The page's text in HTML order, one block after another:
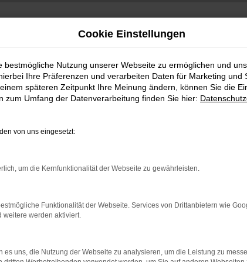
bestimmter Seiten verhindern. Funktioniert die
beheben.
auf dem neuesten Stand sind.
Cookie Einstellungen
bestmögliche Nutzung unserer Webseite zu ermöglichen und
Ihre Präferenzen und verarbeiten Daten für Marketing und
späteren Zeitpunkt Ihre Meinung ändern, können Sie die
zum Umfang der Datenverarbeitung finden Sie hier:
von uns eingesetzt:
um die Kernfunktionalität der Webseite zu gewährleisten.
Funktionalität der Webseite. Services von Drittanbietern wie
weitere werden aktiviert.
es uns, die Nutzung der Webseite zu analysieren, um die Leistung zu